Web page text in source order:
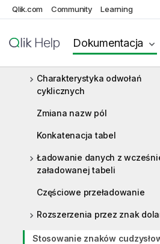
Qlik.com Community Learning
Dokumentacja
Ładowanie danych z baz
Ładowanie danych z tabel
wbudowanych
Charakterystyka odwołań
cyklicznych
Zmiana nazw pól
Konkatenacja tabel
Ładowanie danych z
załadowanej tabeli
Częściowe przeładowanie
Rozszerzenia przez znak
Stosowanie znaków